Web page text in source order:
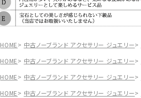
HOME 中古ノーブランド アクセサリー ジュエリー
HOME
中古ノーブランド アクセサリー ジュエリー
HOME
中古ノーブランド アクセサリー ジュエリー
HOME
中古ノーブランド アクセサリー ジュエリー